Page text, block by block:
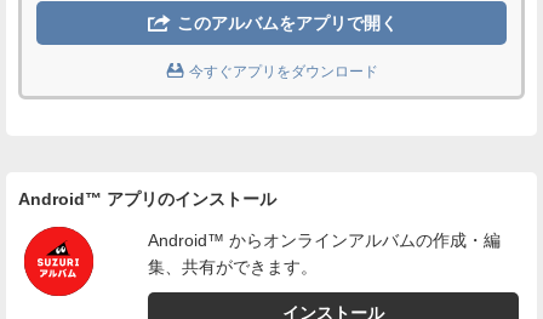
 このアルバムをアプリで開く
 今すぐアプリをダウンロード
Android™ アプリのインストール
Android™ からオンラインアルバムの作成・編
集、共有ができます。
インストール